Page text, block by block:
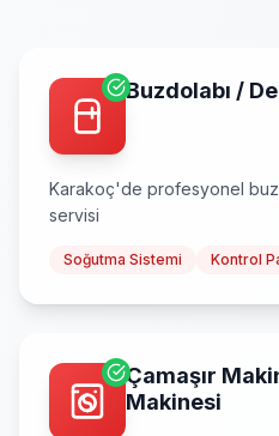
Buzdolabı /
Karakoç'de profesyonel
servisi
Soğutma Sistemi Kontrol
Çamaşır
Makinesi